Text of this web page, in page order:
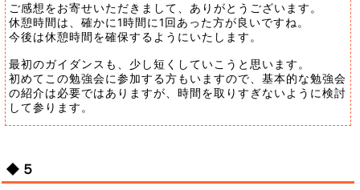
ご感想をお寄せいただきまして、ありがとうございます。
休憩時間は、確かに1時間に1回あった方が良いですね。
今後は休憩時間を確保するようにいたします。
最初のガイダンスも、少し短くしていこうと思います。
初めてこの勉強会に参加する方もいますので、基本的な勉強会
の紹介は必要ではありますが、時間を取りすぎないように検討
して参ります。
◆５